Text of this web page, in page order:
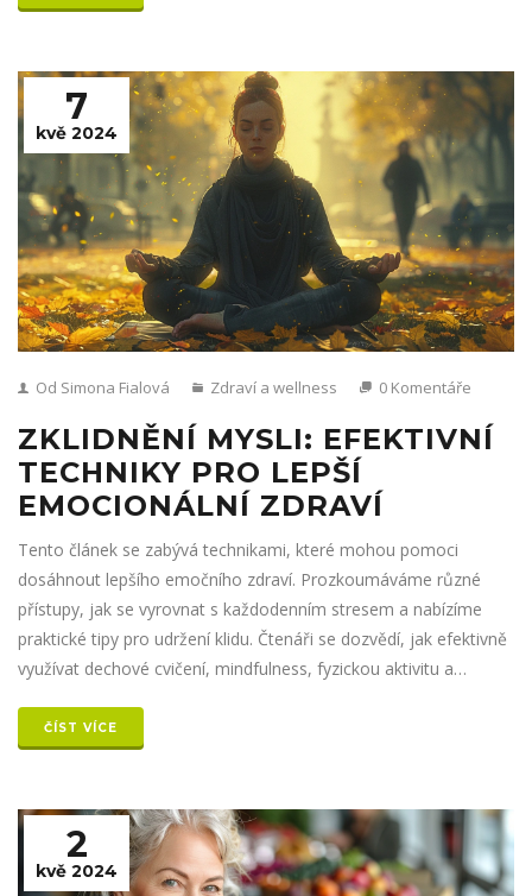
7
kvě 2024
Od Simona Fialová Zdraví a wellness 0 Komentáře
ZKLIDNĚNÍ MYSLI: EFEKTIVNÍ
TECHNIKY PRO LEPŠÍ
EMOCIONÁLNÍ ZDRAVÍ
Tento článek se zabývá technikami, které mohou pomoci
dosáhnout lepšího emočního zdraví. Prozkoumáváme různé
přístupy, jak se vyrovnat s každodenním stresem a nabízíme
praktické tipy pro udržení klidu. Čtenáři se dozvědí, jak efektivně
využívat dechové cvičení, mindfulness, fyzickou aktivitu a
ČÍST VÍCE
2
kvě 2024